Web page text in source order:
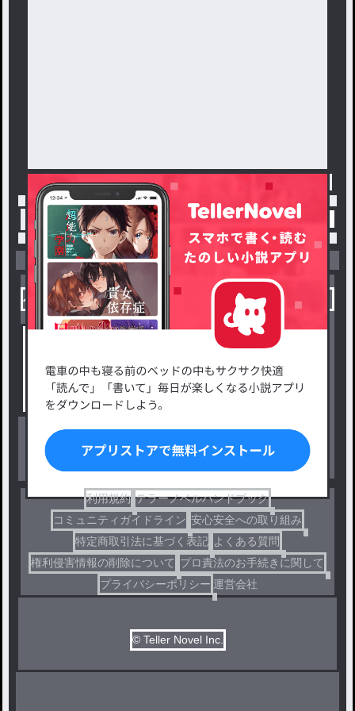
トップ 「#スクラップ」の人気小説・夢小説一覧
小説を探す
小説コンテスト応募・公募
出版・メディアミックス作品
ジャンルから探す
恋愛・ロマンス
ファンタジー・異世界・SF
ドラマ
利用規約 テラーノベルハンドブック
コミュニティガイドライン 安心安全への取り組み
特定商取引法に基づく表記 よくある質問
権利侵害情報の削除について プロ責法のお手続きに関して
プライバシーポリシー 運営会社
© Teller Novel Inc.